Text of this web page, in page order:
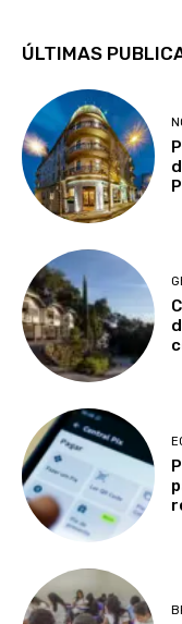
ÚLTIMAS